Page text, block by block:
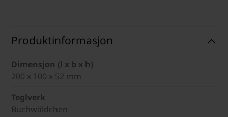
Produktinformasjon
Dimensjon (l x b x h)
200 x 100 x 52 mm
Teglverk
Buchwäldchen